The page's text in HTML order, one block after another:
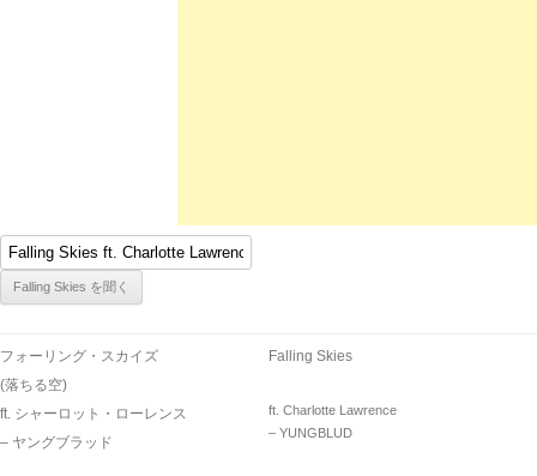
フォーリング・スカイズ
(落ちる空)
ft. シャーロット・ローレンス
– ヤングブラッド
Falling Skies
ft. Charlotte Lawrence
– YUNGBLUD